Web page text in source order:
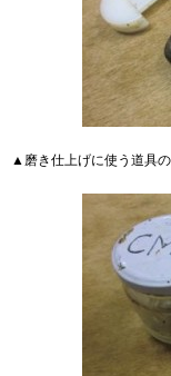
▲磨き仕上げに使う道具